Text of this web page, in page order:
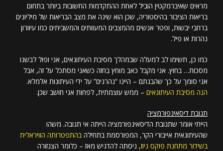
מראים שאיברמקטין הוביל לאחת ההתקדמות החשובות ביותר בתחום
בריאות הציבור בהיסטוריה, שכן הוא שינה את מצב הבריאות של מיליונים
ברחבי יבשות, ופטר אנשים מהמצבים המעוותים והמשביתים כמו עיוורון
נהרות או פיל.
כמו כן, תשימו לב למעלה שבמהלך מסיבת העיתונאים, אני ופול לבשנו
מסכות… בחוץ. אני מקבל כאב מוחץ בחזה כשאני מסתכל על זה, אבל
אני סומך על כך שהבנתם – היינו “נהרגים” על ידי העיתונות אלמלא.
הנה מסיבת העיתונאים – ממש עוצמתית, לפחות אני חושב שכן.
תגובת דיסאינפורמציה
הייתי אומר שתגובת הדיסאינפורמציה הייתה אי תגובה. משהו
שהעיתונאית אייבורי הקר, המפורסמת בתחילהבהתפטרותה הוויראלית
בשידור מתחנת פוקס ניוז, ניסתה להדגיש מאז – כלומר הצנזורה